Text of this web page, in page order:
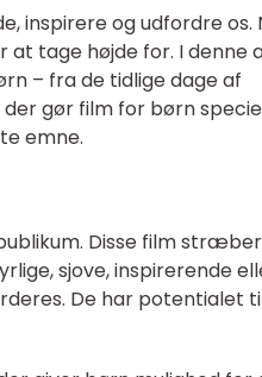
inspirere og udfordre os.
tage højde for. I denne
– fra de tidlige dage af
gør film for børn
emne.
Disse film
sjove, inspirerende
De har potentialet